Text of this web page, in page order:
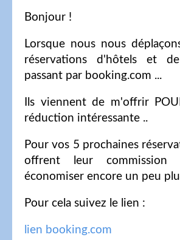
Bonjour !
Lorsque nous nous
réservations d'hôtels et
passant par booking.com ...
Ils viennent de m'offrir
réduction intéressante ..
Pour vos 5 prochaines
offrent leur
économiser encore un peu
Pour cela suivez le lien :
lien booking.com